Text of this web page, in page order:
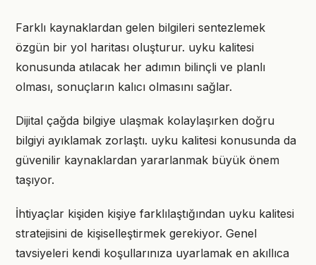
Farklı kaynaklardan gelen bilgileri sentezlemek
özgün bir yol haritası oluşturur. uyku kalitesi
konusunda atılacak her adımın bilinçli ve planlı
olması, sonuçların kalıcı olmasını sağlar.
Dijital çağda bilgiye ulaşmak kolaylaşırken doğru
bilgiyi ayıklamak zorlaştı. uyku kalitesi konusunda da
güvenilir kaynaklardan yararlanmak büyük önem
taşıyor.
İhtiyaçlar kişiden kişiye farklılaştığından uyku kalitesi
stratejisini de kişiselleştirmek gerekiyor. Genel
tavsiyeleri kendi koşullarınıza uyarlamak en akıllıca